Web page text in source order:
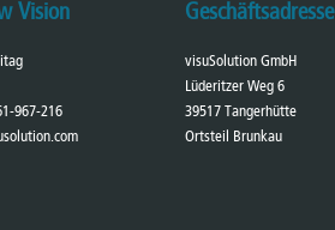
Vision
967-216
Geschäftsadresse
visuSolution GmbH
Lüderitzer Weg 6
39517 Tangerhütte
Ortsteil Brunkau